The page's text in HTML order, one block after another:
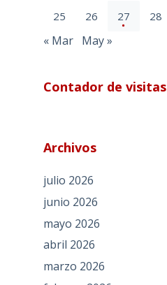
25 26 27 28
« Mar May »
Contador de visitas
Archivos
julio 2026
junio 2026
mayo 2026
abril 2026
marzo 2026